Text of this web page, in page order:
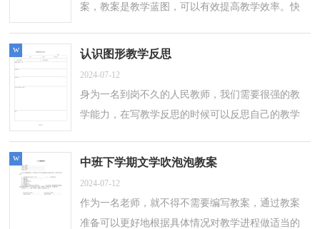
案，教案是教学蓝图，可以有效提高教学效率。快
的大班美术水中的哈哈镜教案，仅供参考，希...
认识图形教学反思
2024-07-12
身为一名到岗不久的人民教师，我们需要很强的教
学能力，在写教学反思的时候可以反思自己的教学
编为大家整理的认识图形教学反思，欢迎阅...
w
中班下学期文学吹泡泡教案
2024-07-12
作为一名老师，就不得不需要编写教案，通过教案
准备可以更好地根据具体情况对教学进程做适当的
w